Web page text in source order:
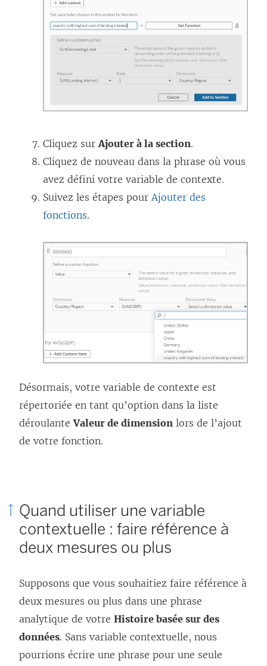
Cliquez surAjouter à la section.
Cliquez de nouveau dans la phrase où vous
avez défini votre variable de contexte.
Suivez les étapes pourAjouter des
fonctions.
Désormais, votre variable de contexte est
répertoriée en tant qu’option dans la liste
déroulanteValeur de dimension lors de l’ajout
de votre fonction.
Quand utiliser une variable
contextuelle : faire référence à
deux mesures ou plus
Supposons que vous souhaitiez faire référence à
deux mesures ou plus dans une phrase
analytique de votre Histoire basée sur des
données. Sans variable contextuelle, nous
pourrions écrire une phrase pour une seule